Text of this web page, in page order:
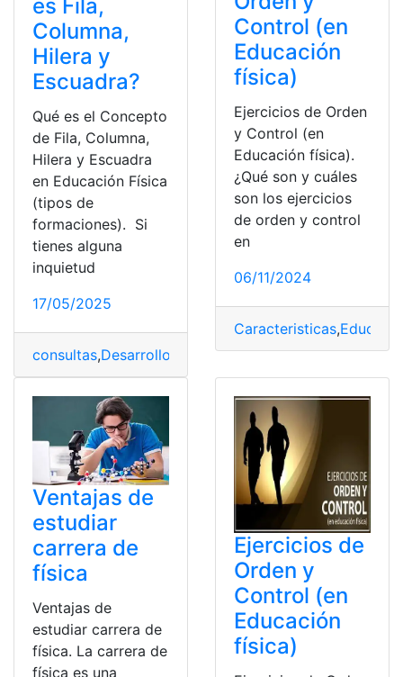
es Fila,
Columna,
Hilera y
Escuadra?
Qué es el Concepto
de Fila, Columna,
Hilera y Escuadra
en Educación Física
(tipos de
formaciones). Si
tienes alguna
inquietud
17/05/2025
consultas,Desarrollo Educación,Educación física,top2
Control (en
Educación
física)
Ejercicios de Orden
y Control (en
Educación física).
¿Qué son y cuáles
son los ejercicios
de orden y control
en
06/11/2024
Caracteristicas,
Ventajas de
estudiar
carrera de
física
Ventajas de
estudiar carrera de
física. La carrera de
física es una
Ejercicios de
Orden y
Control (en
Educación
física)